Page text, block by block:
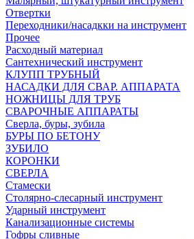
Отвертки
Переходники/насадкки на инструмент
Прочее
Расходный материал
Сантехнический инструмент
КЛУПП ТРУБНЫЙ
НАСАДКИ ДЛЯ СВАР. АППАРАТА
НОЖНИЦЫ ДЛЯ ТРУБ
СВАРОЧНЫЕ АППАРАТЫ
Сверла, буры, зубила
БУРЫ ПО БЕТОНУ
ЗУБИЛО
КОРОНКИ
СВЕРЛА
Стамески
Столярно-слесарный инструмент
Ударный инструмент
Канализационные системы
Гофры сливные